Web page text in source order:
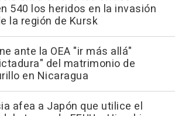
540 los heridos en la invasión
la región de Kursk
ante la OEA "ir más allá"
del matrimonio de
en Nicaragua
afea a Japón que utilice el